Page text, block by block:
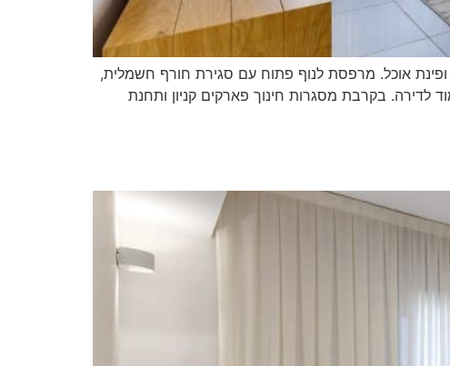
משודרג עם אי ופינת אוכל. מרפסת לנוף פתוח עם סגירת חורף חשמלית,
לדירה. בקרבת מסגרות חינוך פארקים קניון ותחנת